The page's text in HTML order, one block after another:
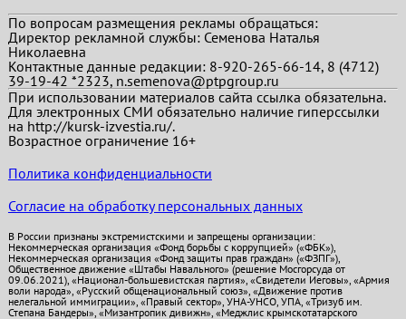
По вопросам размещения рекламы обращаться:
Директор рекламной службы: Семенова Наталья
Николаевна
Контактные данные редакции: 8-920-265-66-14, 8 (4712)
39-19-42 *2323, n.semenova@ptpgroup.ru
При использовании материалов сайта ссылка обязательна.
Для электронных СМИ обязательно наличие гиперссылки
на http://kursk-izvestia.ru/.
Возрастное ограничение 16+
Политика конфиденциальности
Согласие на обработку персональных данных
В России признаны экстремистскими и запрещены организации:
Некоммерческая организация «Фонд борьбы с коррупцией» («ФБК»),
Некоммерческая организация «Фонд защиты прав граждан» («ФЗПГ»),
Общественное движение «Штабы Навального» (решение Мосгорсуда от
09.06.2021), «Национал-большевистская партия», «Свидетели Иеговы», «Армия
воли народа», «Русский общенациональный союз», «Движение против
нелегальной иммиграции», «Правый сектор», УНА-УНСО, УПА, «Тризуб им.
Степана Бандеры», «Мизантропик дивижн», «Меджлис крымскотатарского